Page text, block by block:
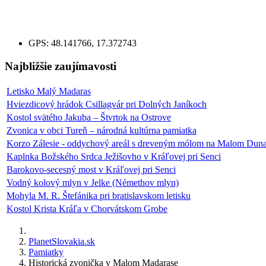
GPS: 48.141766, 17.372743
Najbližšie zaujímavosti
Letisko Malý Madaras
Hviezdicový hrádok Csillagvár pri Dolných Janíkoch
Kostol svätého Jakuba – Štvrtok na Ostrove
Zvonica v obci Tureň – národná kultúrna pamiatka
Korzo Zálesie - oddychový areál s dreveným mólom na Malom
Kaplnka Božského Srdca Ježišovho v Kráľovej pri Senci
Barokovo-secesný most v Kráľovej pri Senci
Vodný kolový mlyn v Jelke (Némethov mlyn)
Mohyla M. R. Štefánika pri bratislavskom letisku
Kostol Krista Kráľa v Chorvátskom Grobe
PlanetSlovakia.sk
Pamiatky
Historická zvonička v Malom Madarase